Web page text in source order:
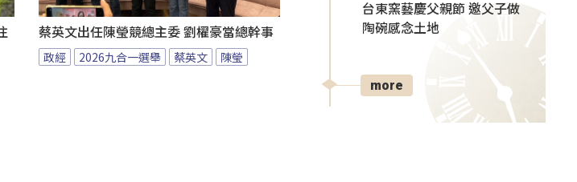
蔡英文出任陳瑩競總主委 劉櫂豪當總幹事
政經 2026九合一選舉 蔡英文 陳瑩
台東窯藝慶父親節 邀父子做
陶碗感念土地
more